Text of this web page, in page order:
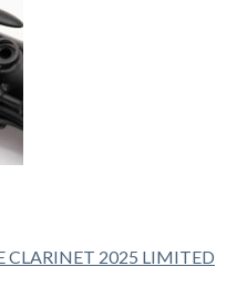
CLARINET 2025 LIMITED